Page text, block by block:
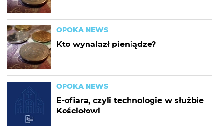
OPOKA NEWS
Kto wynalazł pieniądze?
OPOKA NEWS
E-ofiara, czyli technologie w służbie
Kościołowi